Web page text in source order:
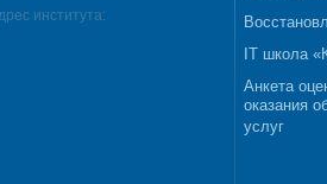
института:
IT школа
Анкета
оказания
услуг